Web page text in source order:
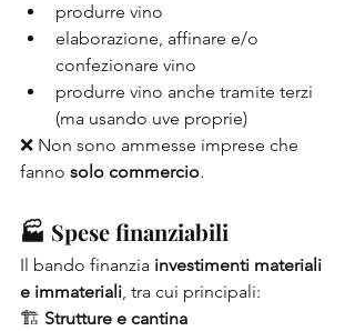
produrre vino
elaborazione, affinare e/o
confezionare vino
produrre vino anche tramite terzi
(ma usando uve proprie)
❌ Non sono ammesse imprese che
fanno solo commercio.
🏭 Spese finanziabili
Il bando finanzia investimenti materiali
e immateriali, tra cui principali:
🏗️ Strutture e cantina